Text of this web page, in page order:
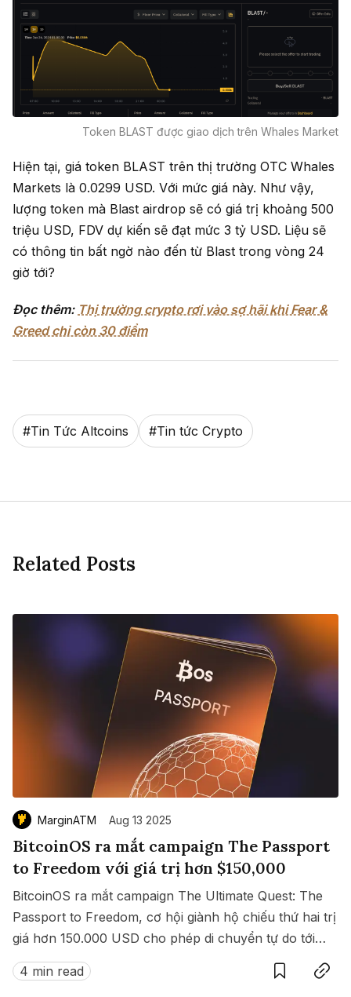
Token BLAST được giao dịch trên Whales Market
Hiện tại, giá token BLAST trên thị trường OTC Whales
Markets là 0.0299 USD. Với mức giá này. Như vậy,
lượng token mà Blast airdrop sẽ có giá trị khoảng 500
triệu USD, FDV dự kiến sẽ đạt mức 3 tỷ USD. Liệu sẽ
có thông tin bất ngờ nào đến từ Blast trong vòng 24
giờ tới?
Đọc thêm: Thị trường crypto rơi vào sợ hãi khi Fear &
Greed chỉ còn 30 điểm
#Tin Tức Altcoins #Tin tức Crypto
Related Posts
MarginATM Aug 13 2025
BitcoinOS ra mắt campaign The Passport
to Freedom với giá trị hơn $150,000
BitcoinOS ra mắt campaign The Ultimate Quest: The
Passport to Freedom, cơ hội giành hộ chiếu thứ hai trị
giá hơn 150.000 USD cho phép di chuyển tự do tới
hàng loạt quốc gia không cần visa.
4 min read
SaveCopy link